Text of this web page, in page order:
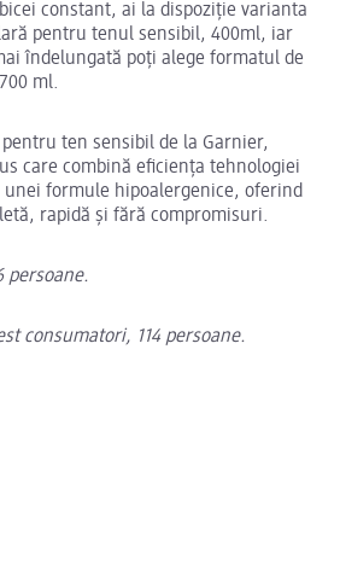
constant, ai la dispoziție varianta
pentru tenul sensibil, 400ml, iar
îndelungată poți alege formatul de
ml.
ten sensibil de la Garnier,
care combină eficiența tehnologiei
formule hipoalergenice, oferind
rapidă și fără compromisuri.
persoane.
consumatori, 114 persoane.